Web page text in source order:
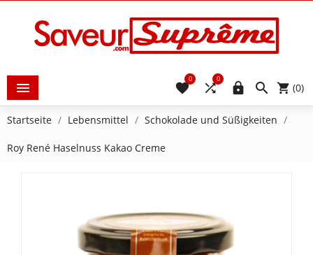
  (0)


0

0
Startseite Lebensmittel Schokolade und Süßigkeiten
Roy René Haselnuss Kakao Creme